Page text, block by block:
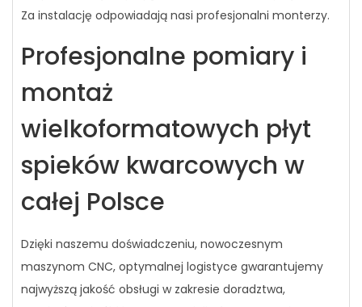
Za instalację odpowiadają nasi profesjonalni monterzy.
Profesjonalne pomiary i
montaż
wielkoformatowych płyt
spieków kwarcowych w
całej Polsce
Dzięki naszemu doświadczeniu, nowoczesnym
maszynom CNC, optymalnej logistyce gwarantujemy
najwyższą jakość obsługi w zakresie doradztwa,